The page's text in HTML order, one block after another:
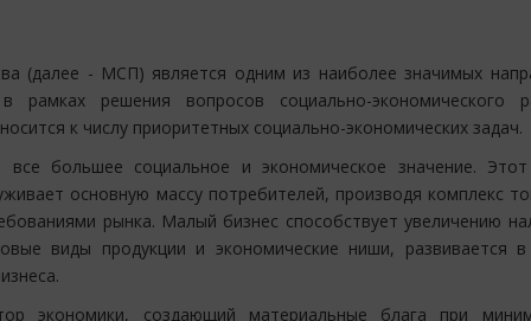
(далее - МСП) является одним из наиболее значимых
рамках решения вопросов социально-экономического
к числу приоритетных социально-экономических задач.
большее социальное и экономическое значение. Этот
основную массу потребителей, производя комплекс
рынка. Малый бизнес способствует увеличению
виды продукции и экономические ниши, развивается
экономики, создающий материальные блага при